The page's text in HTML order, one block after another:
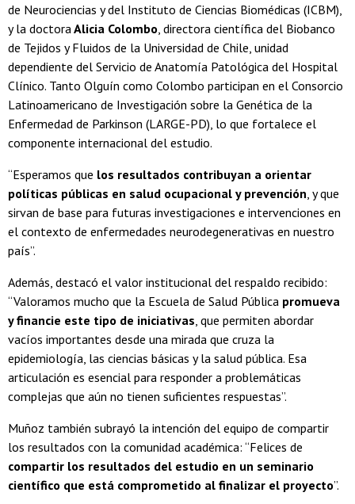
de Neurociencias y del Instituto de Ciencias Biomédicas (ICBM),
y la doctoraAlicia Colombo, directora científica del Biobanco
de Tejidos y Fluidos de la Universidad de Chile, unidad
dependiente del Servicio de Anatomía Patológica del Hospital
Clínico. Tanto Olguín como Colombo participan en el Consorcio
Latinoamericano de Investigación sobre la Genética de la
Enfermedad de Parkinson (LARGE-PD), lo que fortalece el
componente internacional del estudio.
“Esperamos que los resultados contribuyan a orientar
políticas públicas en salud ocupacional y prevención, y que
sirvan de base para futuras investigaciones e intervenciones en
el contexto de enfermedades neurodegenerativas en nuestro
país”.
Además, destacó el valor institucional del respaldo recibido:
“Valoramos mucho que la Escuela de Salud Pública promueva
y financie este tipo de iniciativas, que permiten abordar
vacíos importantes desde una mirada que cruza la
epidemiología, las ciencias básicas y la salud pública. Esa
articulación es esencial para responder a problemáticas
complejas que aún no tienen suficientes respuestas”.
Muñoz también subrayó la intención del equipo de compartir
los resultados con la comunidad académica: “Felices de
compartir los resultados del estudio en un seminario
científico que está comprometido al finalizar el proyecto”.